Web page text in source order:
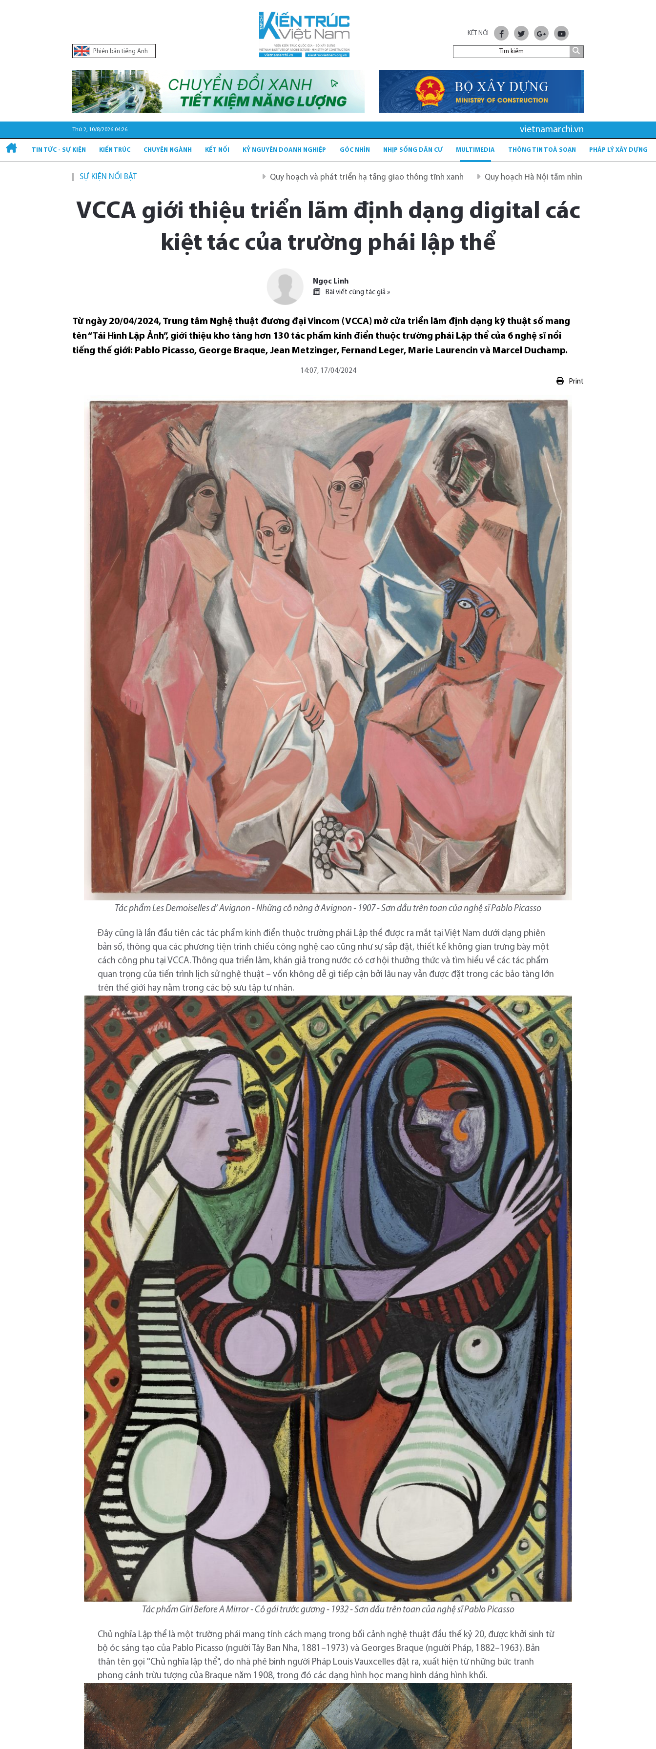
Phiên bản tiếng Anh
KẾT NỐI
Thứ 2, 10/8/2026 04:26 vietnamarchi.vn
TIN TỨC - SỰ KIỆN KIẾN TRÚC CHUYÊN NGÀNH KẾT NỐI KỶ NGUYÊN DOANH NGHIỆP GÓC NHÌN NHỊP SỐNG DÂN CƯ MULTIMEDIA THÔNG TIN TOÀ SOẠN PHÁP LÝ XÂY DỰNG
SỰ KIỆN NỔI BẬT Quy hoạch và phát triển hạ tầng giao thông tĩnh xanh Quy hoạch Hà Nội tầm nhìn 100 năm Quy hoạch mới sau sáp nhập
VCCA giới thiệu triển lãm định dạng digital các
kiệt tác của trường phái lập thể
Ngọc Linh
Bài viết cùng tác giả »
Từ ngày 20/04/2024, Trung tâm Nghệ thuật đương đại Vincom (VCCA) mở cửa triển lãm định dạng kỹ thuật số mang
tên “Tái Hình Lập Ảnh”, giới thiệu kho tàng hơn 130 tác phẩm kinh điển thuộc trường phái Lập thể của 6 nghệ sĩ nổi
tiếng thế giới: Pablo Picasso, George Braque, Jean Metzinger, Fernand Leger, Marie Laurencin và Marcel Duchamp.
14:07, 17/04/2024
Print
Tác phẩm Les Demoiselles d’ Avignon - Những cô nàng ở Avignon - 1907 - Sơn dầu trên toan của nghệ sĩ Pablo Picasso
Đây cũng là lần đầu tiên các tác phẩm kinh điển thuộc trường phái Lập thể được ra mắt tại Việt Nam dưới dạng phiên
bản số, thông qua các phương tiện trình chiếu công nghệ cao cũng như sự sắp đặt, thiết kế không gian trưng bày một
cách công phu tại VCCA. Thông qua triển lãm, khán giả trong nước có cơ hội thưởng thức và tìm hiểu về các tác phẩm
quan trọng của tiến trình lịch sử nghệ thuật – vốn không dễ gì tiếp cận bởi lâu nay vẫn được đặt trong các bảo tàng lớn
trên thế giới hay nằm trong các bộ sưu tập tư nhân.
Tác phẩm Girl Before A Mirror - Cô gái trước gương - 1932 - Sơn dầu trên toan của nghệ sĩ Pablo Picasso
Chủ nghĩa Lập thể là một trường phái mang tính cách mạng trong bối cảnh nghệ thuật đầu thế kỷ 20, được khởi sinh từ
bộ óc sáng tạo của Pablo Picasso (người Tây Ban Nha, 1881–1973) và Georges Braque (người Pháp, 1882–1963). Bản
thân tên gọi "Chủ nghĩa lập thể", do nhà phê bình người Pháp Louis Vauxcelles đặt ra, xuất hiện từ những bức tranh
phong cảnh trừu tượng của Braque năm 1908, trong đó các dạng hình học mang hình dáng hình khối.